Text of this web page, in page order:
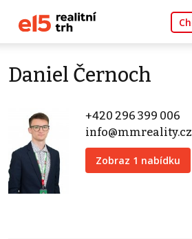
Daniel Černoch
+420 296 399 006
info@mmreality.cz
Zobraz 1 nabídku